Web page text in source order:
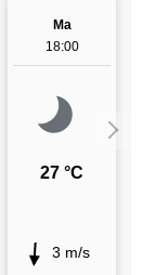
Ma
18:00
27 °C
3 m/s